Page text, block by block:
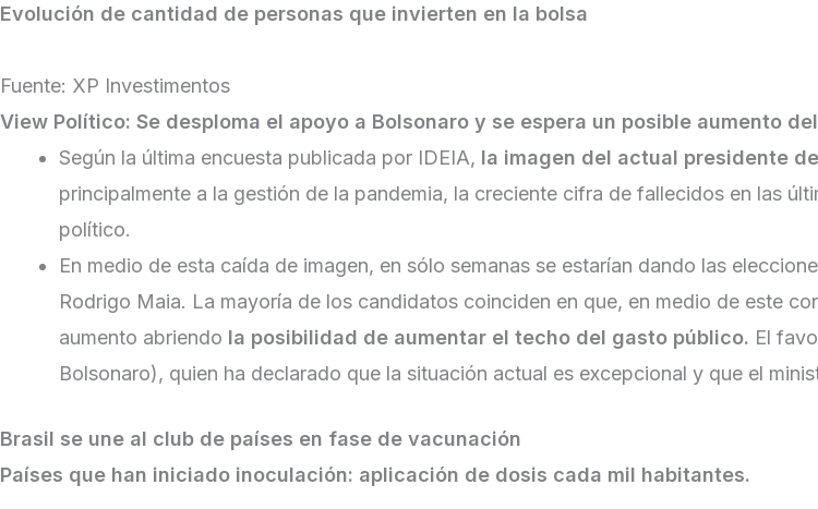
Evolución de cantidad de personas que invierten en la bolsa
Fuente: XP Investimentos
View Político: Se desploma el apoyo a Bolsonaro y se espera un posible aumento
Según la última encuesta publicada por IDEIA, la imagen del actual presidente
principalmente a la gestión de la pandemia, la creciente cifra de fallecidos en las
político.
En medio de esta caída de imagen, en sólo semanas se estarían dando las
Rodrigo Maia. La mayoría de los candidatos coinciden en que, en medio de este
aumento abriendo la posibilidad de aumentar el techo del gasto público. El
Bolsonaro), quien ha declarado que la situación actual es excepcional y que el
Brasil se une al club de países en fase de vacunación
Países que han iniciado inoculación: aplicación de dosis cada mil habitantes.